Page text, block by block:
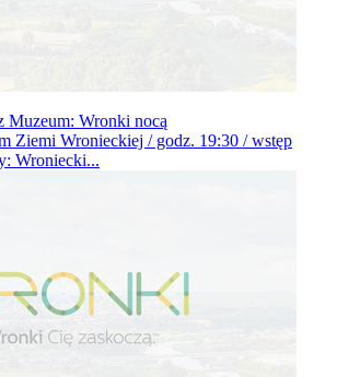
Muzeum: Wronki nocą
Ziemi Wronieckiej / godz. 19:30 / wstęp
Wroniecki...